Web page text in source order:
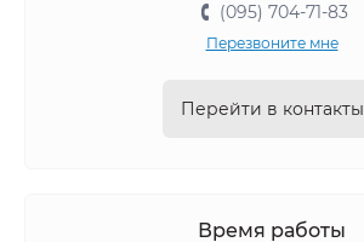
(095) 704-71-83
Перезвоните мне
Перейти в контакты
Время работы